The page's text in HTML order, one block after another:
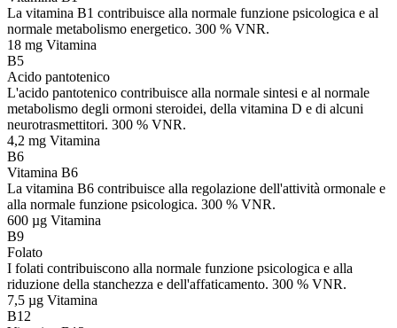
La vitamina B1 contribuisce alla normale funzione psicologica e al
normale metabolismo energetico. 300 % VNR.
18 mg Vitamina
B5
Acido pantotenico
L'acido pantotenico contribuisce alla normale sintesi e al normale
metabolismo degli ormoni steroidei, della vitamina D e di alcuni
neurotrasmettitori. 300 % VNR.
4,2 mg Vitamina
B6
Vitamina B6
La vitamina B6 contribuisce alla regolazione dell'attività ormonale e
alla normale funzione psicologica. 300 % VNR.
600 µg Vitamina
B9
Folato
I folati contribuiscono alla normale funzione psicologica e alla
riduzione della stanchezza e dell'affaticamento. 300 % VNR.
7,5 µg Vitamina
B12